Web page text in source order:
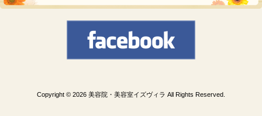
Copyright © 2026 美容院・美容室イズヴィラ All Rights Reserved.